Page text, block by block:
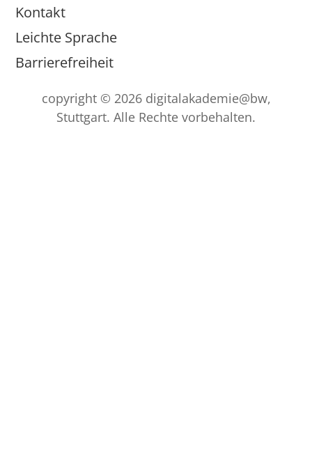
Kontakt
Leichte Sprache
Barrierefreiheit
copyright © 2026 digitalakademie@bw,
Stuttgart. Alle Rechte vorbehalten.